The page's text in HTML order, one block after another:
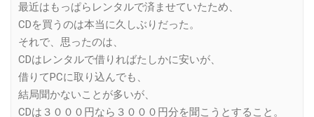
最近はもっぱらレンタルで済ませていたため、
CDを買うのは本当に久しぶりだった。
それで、思ったのは、
CDはレンタルで借りればたしかに安いが、
借りてPCに取り込んでも、
結局聞かないことが多いが、
CDは３０００円なら３０００円分を聞こうとすること。